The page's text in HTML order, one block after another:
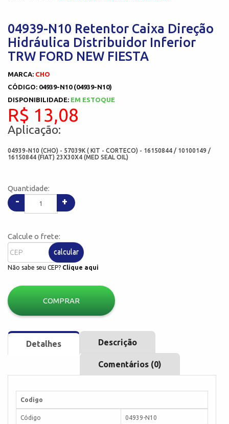
04939-N10 Retentor Caixa Direção
Hidráulica Distribuidor Inferior
TRW FORD NEW FIESTA
MARCA: CHO
CÓDIGO: 04939-N10 (04939-N10)
DISPONIBILIDADE: EM ESTOQUE
R$ 13,08
Aplicação:
04939-N10 (CHO) - 57039K ( KIT - CORTECO) - 16150844 / 10100149 /
16150844 (FIAT) 23X30X4 (MED SEAL OIL)
Quantidade:
- +
Calcule o frete:
calcular
Não sabe seu CEP? Clique aqui
COMPRAR
Detalhes Descrição
Comentários (0)
Codigo
Código 04939-N10